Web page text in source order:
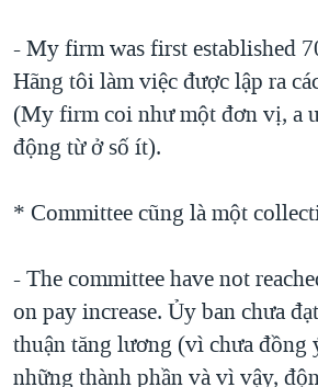
- My firm was first established
Hãng tôi làm việc được lập ra
(My firm coi như một đơn vị, a
động từ ở số ít).
* Committee cũng là một
- The committee have not
on pay increase. Ủy ban chưa
thuận tăng lương (vì chưa đồng
những thành phần và vì vậy,